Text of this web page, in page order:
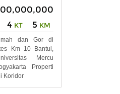
4 KT 5 KM
dan Gor di
Km 10 Bantul,
Mercu
Properti
Koridor